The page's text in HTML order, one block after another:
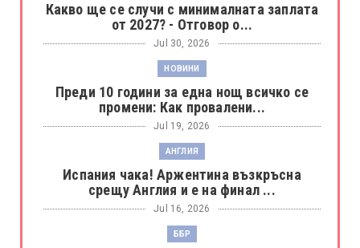
Какво ще се случи с минималната заплата
от 2027? - Отговор о...
Jul 30, 2026
НОВИНИ
Преди 10 години за една нощ всичко се
промени: Как провалени...
Jul 19, 2026
АНГЛИЯ
Испания чака! Аржентина възкръсна
срещу Англия и е на финал ...
Jul 16, 2026
ББР